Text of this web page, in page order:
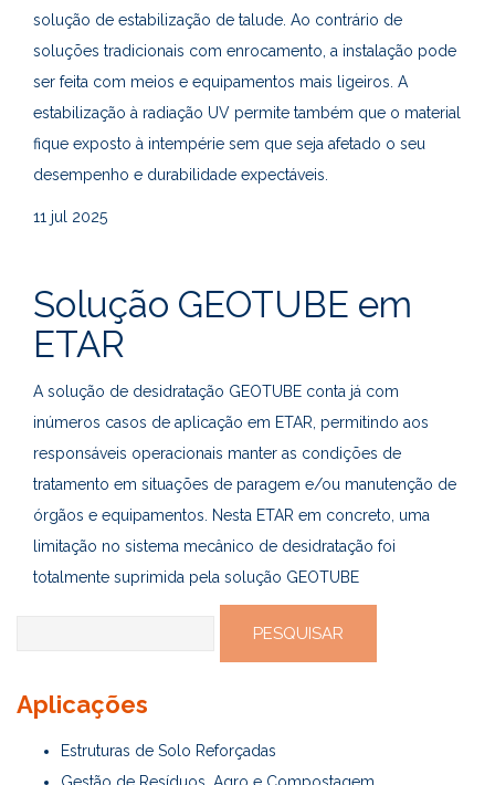
solução de estabilização de talude. Ao contrário de
soluções tradicionais com enrocamento, a instalação pode
ser feita com meios e equipamentos mais ligeiros. A
estabilização à radiação UV permite também que o material
fique exposto à intempérie sem que seja afetado o seu
desempenho e durabilidade expectáveis.
11 jul 2025
Solução GEOTUBE em
ETAR
A solução de desidratação GEOTUBE conta já com
inúmeros casos de aplicação em ETAR, permitindo aos
responsáveis operacionais manter as condições de
tratamento em situações de paragem e/ou manutenção de
órgãos e equipamentos. Nesta ETAR em concreto, uma
limitação no sistema mecânico de desidratação foi
totalmente suprimida pela solução GEOTUBE
Aplicações
Estruturas de Solo Reforçadas